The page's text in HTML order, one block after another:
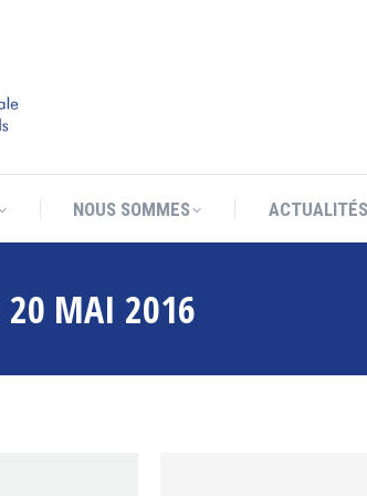
NOUS SOMMES ACTUALITÉS
20 MAI 2016